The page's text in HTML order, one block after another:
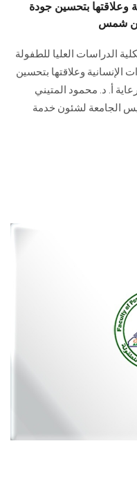
الزائـرون
وعلاقتها بتحسين جودة
شمس
الدراسات العليا للطفولة
وعلاقتها بتحسين
أ. د. محمود المتيني
الجامعة لشئون خدمة